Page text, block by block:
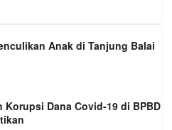
Anak di Tanjung Balai
Korupsi Dana Covid-19 di BPBD